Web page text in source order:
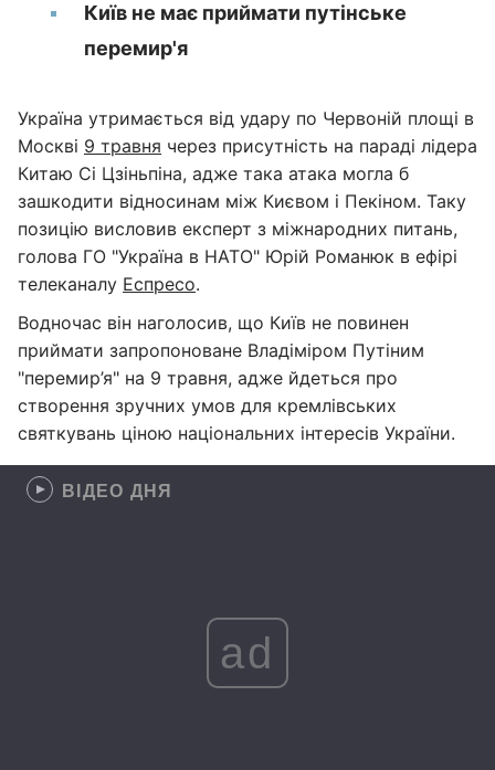
Київ не має приймати путінське
перемир'я
Україна утримається від удару по Червоній площі в
Москві 9 травня через присутність на параді лідера
Китаю Сі Цзіньпіна, адже така атака могла б
зашкодити відносинам між Києвом і Пекіном. Таку
позицію висловив експерт з міжнародних питань,
голова ГО "Україна в НАТО" Юрій Романюк в ефірі
телеканалу Еспресо.
Водночас він наголосив, що Київ не повинен
приймати запропоноване Владіміром Путіним
"перемир’я" на 9 травня, адже йдеться про
створення зручних умов для кремлівських
святкувань ціною національних інтересів України.
ВІДЕО ДНЯ
ad